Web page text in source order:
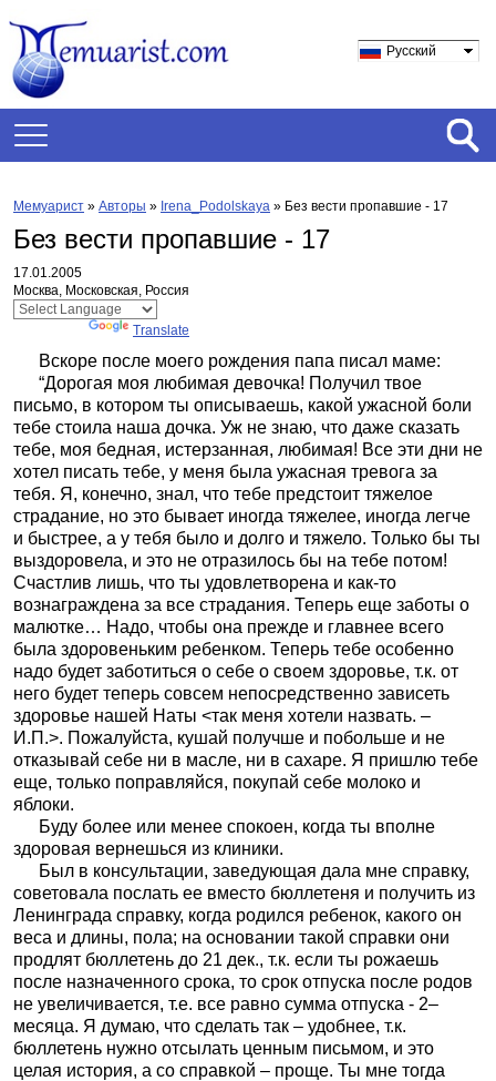
Русский
Мемуарист » Авторы » Irena_Podolskaya » Без вести пропавшие - 17
Без вести пропавшие - 17
17.01.2005
Москва, Московская, Россия
Translate
Вскоре после моего рождения папа писал маме:
“Дорогая моя любимая девочка! Получил твое
письмо, в котором ты описываешь, какой ужасной боли
тебе стоила наша дочка. Уж не знаю, что даже сказать
тебе, моя бедная, истерзанная, любимая! Все эти дни не
хотел писать тебе, у меня была ужасная тревога за
тебя. Я, конечно, знал, что тебе предстоит тяжелое
страдание, но это бывает иногда тяжелее, иногда легче
и быстрее, а у тебя было и долго и тяжело. Только бы ты
выздоровела, и это не отразилось бы на тебе потом!
Счастлив лишь, что ты удовлетворена и как-то
вознаграждена за все страдания. Теперь еще заботы о
малютке… Надо, чтобы она прежде и главнее всего
была здоровеньким ребенком. Теперь тебе особенно
надо будет заботиться о себе о своем здоровье, т.к. от
него будет теперь совсем непосредственно зависеть
здоровье нашей Наты <так меня хотели назвать. –
И.П.>. Пожалуйста, кушай получше и побольше и не
отказывай себе ни в масле, ни в сахаре. Я пришлю тебе
еще, только поправляйся, покупай себе молоко и
яблоки.
Буду более или менее спокоен, когда ты вполне
здоровая вернешься из клиники.
Был в консультации, заведующая дала мне справку,
советовала послать ее вместо бюллетеня и получить из
Ленинграда справку, когда родился ребенок, какого он
веса и длины, пола; на основании такой справки они
продлят бюллетень до 21 дек., т.к. если ты рожаешь
после назначенного срока, то срок отпуска после родов
не увеличивается, т.е. все равно сумма отпуска - 2–
месяца. Я думаю, что сделать так – удобнее, т.к.
бюллетень нужно отсылать ценным письмом, и это
целая история, а со справкой – проще. Ты мне тогда